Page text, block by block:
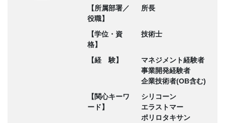
【所属部署／
役職】
所長
【学位・資
格】
技術士
【経 験】
マネジメント経験者
事業開発経験者
企業技術者(OB含む)
【関心キーワ
ード】
シリコーン
エラストマー
ポリロタキサン